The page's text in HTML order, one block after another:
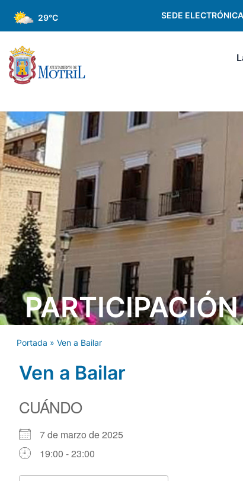
29°C SEDE ELECTRÓNICA
Portada » Ven a Bailar
Ven a Bailar
CUÁNDO
7 de marzo de 2025
19:00 - 23:00